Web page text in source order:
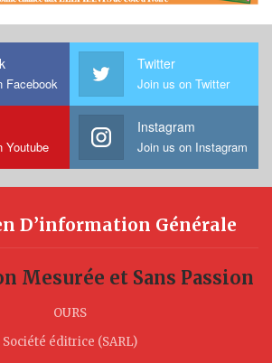
Facebook
Twitter
Join us on Twitter
Youtube
Instagram
Join us on Instagram
D’information Générale
Mesurée et Sans Passion
OURS
Société éditrice (SARL)